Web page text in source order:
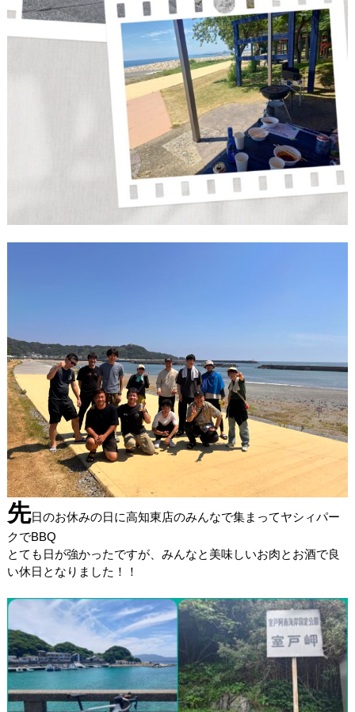
先日のお休みの日に高知東店のみんなで集まってヤシィパー
クでBBQ
とても日が強かったですが、みんなと美味しいお肉とお酒で良
い休日となりました！！